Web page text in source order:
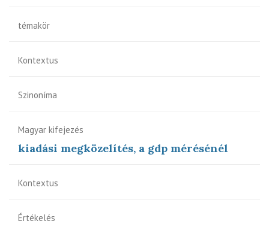
témakör
Kontextus
Szinoníma
Magyar kifejezés
kiadási megközelítés, a gdp mérésénél
Kontextus
Értékelés